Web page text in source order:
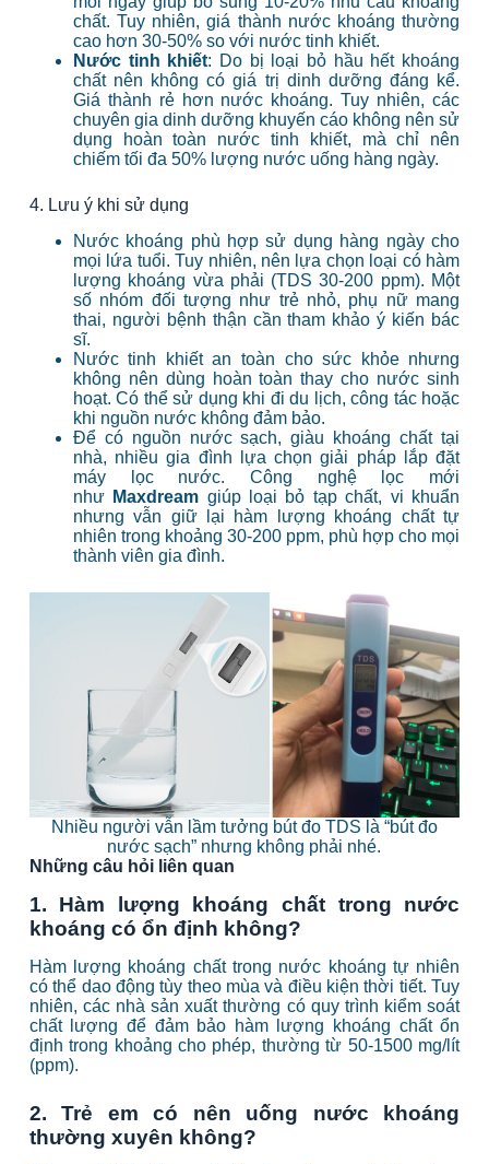
chất. Tuy nhiên, giá thành nước khoáng thường
cao hơn 30-50% so với nước tinh khiết.
Nước tinh khiết: Do bị loại bỏ hầu hết khoáng
chất nên không có giá trị dinh dưỡng đáng kể.
Giá thành rẻ hơn nước khoáng. Tuy nhiên, các
chuyên gia dinh dưỡng khuyến cáo không nên sử
dụng hoàn toàn nước tinh khiết, mà chỉ nên
chiếm tối đa 50% lượng nước uống hàng ngày.
4. Lưu ý khi sử dụng
Nước khoáng phù hợp sử dụng hàng ngày cho
mọi lứa tuổi. Tuy nhiên, nên lựa chọn loại có hàm
lượng khoáng vừa phải (TDS 30-200 ppm). Một
số nhóm đối tượng như trẻ nhỏ, phụ nữ mang
thai, người bệnh thận cần tham khảo ý kiến bác
sĩ.
Nước tinh khiết an toàn cho sức khỏe nhưng
không nên dùng hoàn toàn thay cho nước sinh
hoạt. Có thể sử dụng khi đi du lịch, công tác hoặc
khi nguồn nước không đảm bảo.
Để có nguồn nước sạch, giàu khoáng chất tại
nhà, nhiều gia đình lựa chọn giải pháp lắp đặt
máy lọc nước. Công nghệ lọc mới
như Maxdream giúp loại bỏ tạp chất, vi khuẩn
nhưng vẫn giữ lại hàm lượng khoáng chất tự
nhiên trong khoảng 30-200 ppm, phù hợp cho mọi
thành viên gia đình.
Nhiều người vẫn lầm tưởng bút đo TDS là “bút đo
nước sạch” nhưng không phải nhé.
Những câu hỏi liên quan
1. Hàm lượng khoáng chất trong nước
khoáng có ổn định không?
Hàm lượng khoáng chất trong nước khoáng tự nhiên
có thể dao động tùy theo mùa và điều kiện thời tiết. Tuy
nhiên, các nhà sản xuất thường có quy trình kiểm soát
chất lượng để đảm bảo hàm lượng khoáng chất ổn
định trong khoảng cho phép, thường từ 50-1500 mg/lít
(ppm).
2. Trẻ em có nên uống nước khoáng
thường xuyên không?